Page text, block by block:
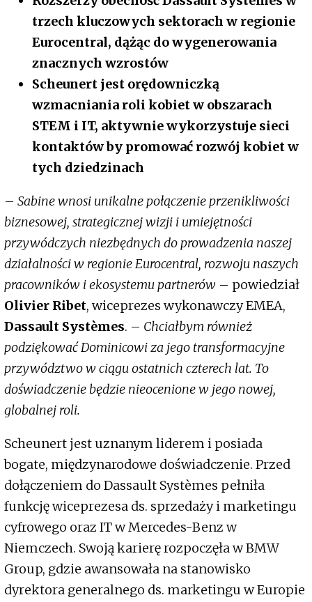
trzech kluczowych sektorach w regionie
Eurocentral, dążąc do wygenerowania
znacznych wzrostów
Scheunert jest orędowniczką
wzmacniania roli kobiet w obszarach
STEM i IT, aktywnie wykorzystuje sieci
kontaktów by promować rozwój kobiet w
tych dziedzinach
– Sabine wnosi unikalne połączenie przenikliwości
biznesowej, strategicznej wizji i umiejętności
przywódczych niezbędnych do prowadzenia naszej
działalności w regionie Eurocentral, rozwoju naszych
pracowników i ekosystemu partnerów – powiedział
Olivier Ribet, wiceprezes wykonawczy EMEA,
Dassault Systèmes. – Chciałbym również
podziękować Dominicowi za jego transformacyjne
przywództwo w ciągu ostatnich czterech lat. To
doświadczenie będzie nieocenione w jego nowej,
globalnej roli.
Scheunert jest uznanym liderem i posiada
bogate, międzynarodowe doświadczenie. Przed
dołączeniem do Dassault Systèmes pełniła
funkcję wiceprezesa ds. sprzedaży i marketingu
cyfrowego oraz IT w Mercedes-Benz w
Niemczech. Swoją karierę rozpoczęła w BMW
Group, gdzie awansowała na stanowisko
dyrektora generalnego ds. marketingu w Europie